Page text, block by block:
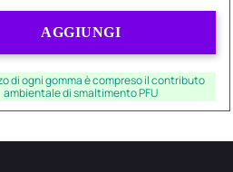
AGGIUNGI
di ogni gomma è compreso il contributo
ambientale di smaltimento PFU